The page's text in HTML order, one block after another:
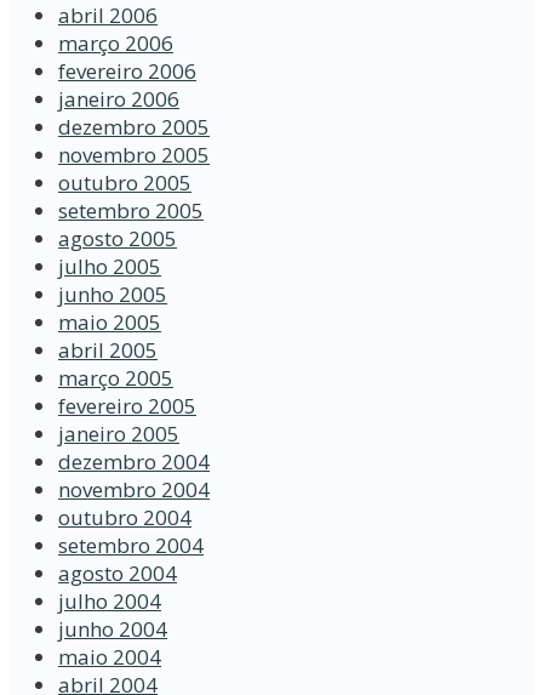
abril 2006
março 2006
fevereiro 2006
janeiro 2006
dezembro 2005
novembro 2005
outubro 2005
setembro 2005
agosto 2005
julho 2005
junho 2005
maio 2005
abril 2005
março 2005
fevereiro 2005
janeiro 2005
dezembro 2004
novembro 2004
outubro 2004
setembro 2004
agosto 2004
julho 2004
junho 2004
maio 2004
abril 2004